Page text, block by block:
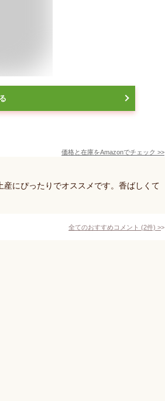
価格と在庫をAmazonでチェック >>
にぴったりでオススメです。香ばしくて
全てのおすすめコメント (2件) >